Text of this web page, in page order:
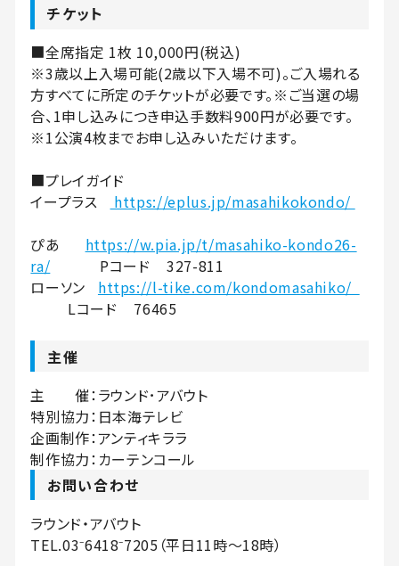
チケット
■全席指定 1枚 10,000円(税込)
※3歳以上入場可能(2歳以下入場不可)。ご入場れる
方すべてに所定のチケットが必要です。※ご当選の場
合、1申し込みにつき申込手数料900円が必要です。
※1公演4枚までお申し込みいただけます。
■プレイガイド
イープラス
https://eplus.jp/masahikokondo/
ぴあ https://w.pia.jp/t/masahiko-kondo26-
ra/ Pコード 327-811
ローソン https://l-tike.com/kondomasahiko/
Lコード 76465
主催
主 催：ラウンド･アバウト
特別協力：日本海テレビ
企画制作：アンティキララ
制作協力：カーテンコール
お問い合わせ
ラウンド・アバウト
TEL.03⁻6418⁻7205（平日11時～18時）